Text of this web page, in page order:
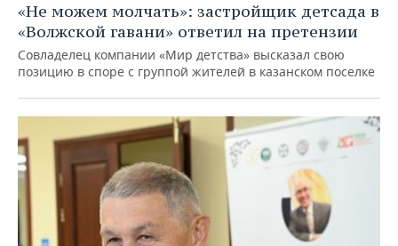
«Не можем молчать»: застройщик детсада в
«Волжской гавани» ответил на претензии
Совладелец компании «Мир детства» высказал свою
позицию в споре с группой жителей в казанском поселке